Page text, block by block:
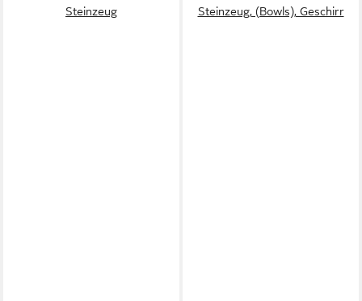
Steinzeug
Steinzeug, (Bowls), Geschirr